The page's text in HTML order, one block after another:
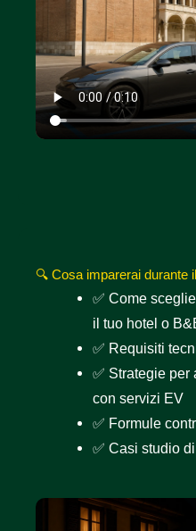
🔍 Cosa imparerai durante
✅ Come
il tuo hotel o
✅ Requisiti
✅ Strategie per
con servizi EV
✅ Formule
✅ Casi studio